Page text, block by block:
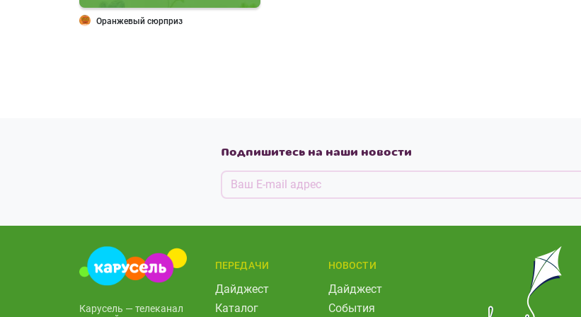
Оранжевый сюрприз
Подпишитесь на наши новости
Карусель — телеканал
ПЕРЕДАЧИ
Дайджест
Каталог
НОВОСТИ
Дайджест
События